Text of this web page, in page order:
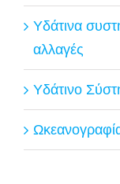
Υδάτινα
αλλαγές
Υδάτινο